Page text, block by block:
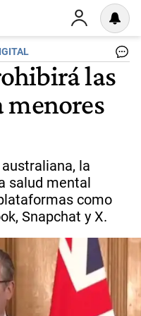
las
menores
la
salud mental
como
Snapchat y X.